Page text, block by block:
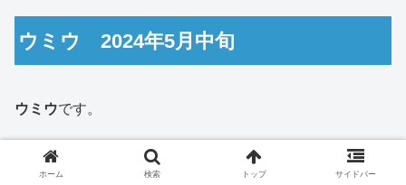
ウミウ 2024年5月中旬
ウミウです。
ホーム 検索 トップ サイドバー